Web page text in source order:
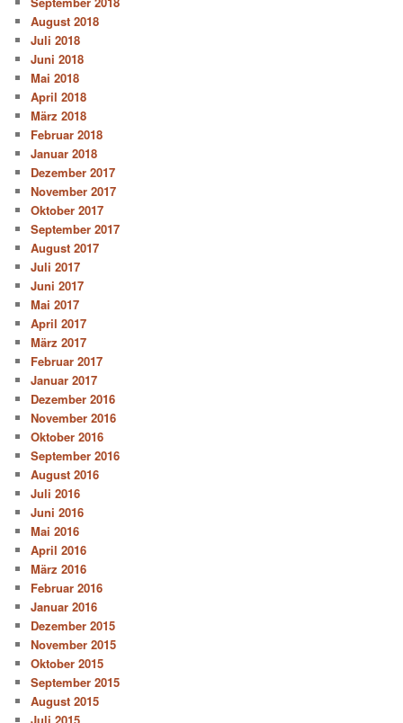
August 2018
Juli 2018
Juni 2018
Mai 2018
April 2018
März 2018
Februar 2018
Januar 2018
Dezember 2017
November 2017
Oktober 2017
September 2017
August 2017
Juli 2017
Juni 2017
Mai 2017
April 2017
März 2017
Februar 2017
Januar 2017
Dezember 2016
November 2016
Oktober 2016
September 2016
August 2016
Juli 2016
Juni 2016
Mai 2016
April 2016
März 2016
Februar 2016
Januar 2016
Dezember 2015
November 2015
Oktober 2015
September 2015
August 2015